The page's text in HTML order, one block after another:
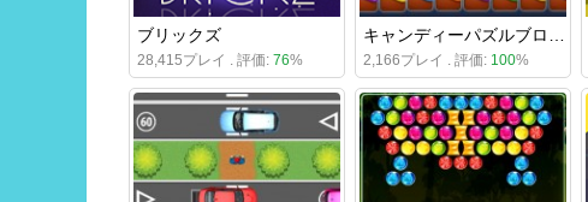
ブリックズ
28,415プレイ . 評価: 76% 2,166プレイ . 評価: 100%